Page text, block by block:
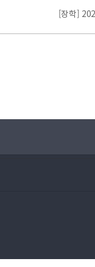
[장학]